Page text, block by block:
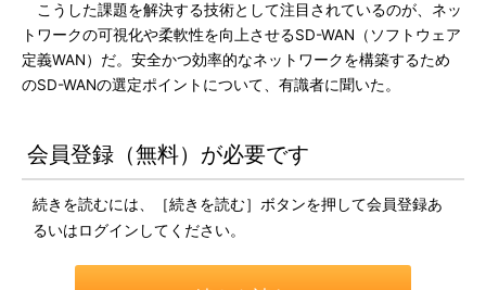
こうした課題を解決する技術として注目されているのが、ネッ
トワークの可視化や柔軟性を向上させるSD-WAN（ソフトウェア
定義WAN）だ。安全かつ効率的なネットワークを構築するため
のSD-WANの選定ポイントについて、有識者に聞いた。
会員登録（無料）が必要です
続きを読むには、［続きを読む］ボタンを押して会員登録あ
るいはログインしてください。